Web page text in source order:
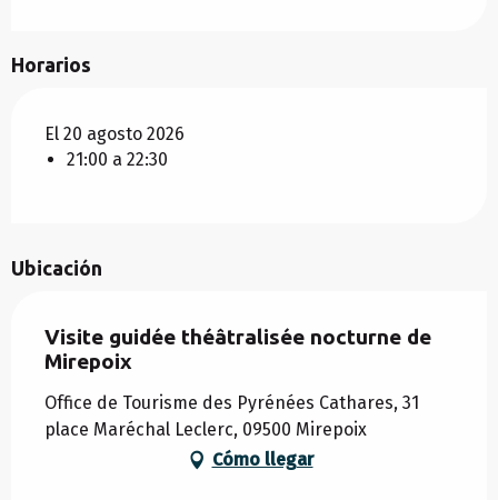
Horarios
El 20 agosto 2026
21:00 a 22:30
Ubicación
Visite guidée théâtralisée nocturne de
Mirepoix
Office de Tourisme des Pyrénées Cathares, 31
place Maréchal Leclerc, 09500 Mirepoix
Cómo llegar